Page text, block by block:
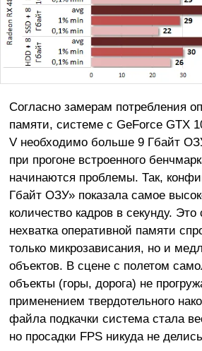
Согласно замерам потребления
памяти, системе с GeForce GTX
V необходимо больше 9 Гбайт
при прогоне встроенного
начинаются проблемы. Так,
Гбайт ОЗУ» показала самое
количество кадров в секунду.
нехватка оперативной памяти
только микрозависания, но и
объектов. В сцене с полетом
объекты (горы, дорога) не
применением твердотельного
файла подкачки система стала
но просадки FPS никуда не